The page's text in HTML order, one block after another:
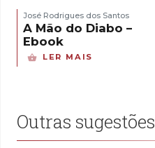
José Rodrigues dos Santos
A Mão do Diabo –
Ebook
LER MAIS
Outras sugestões